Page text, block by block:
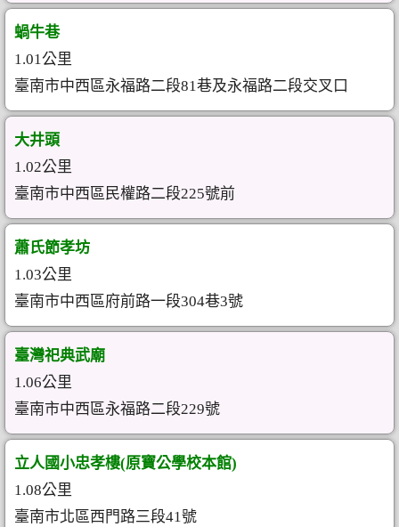
蝸牛巷
1.01公里
臺南市中西區永福路二段81巷及永福路二段交叉口
大井頭
1.02公里
臺南市中西區民權路二段225號前
蕭氏節孝坊
1.03公里
臺南市中西區府前路一段304巷3號
臺灣祀典武廟
1.06公里
臺南市中西區永福路二段229號
立人國小忠孝樓(原寶公學校本館)
1.08公里
臺南市北區西門路三段41號